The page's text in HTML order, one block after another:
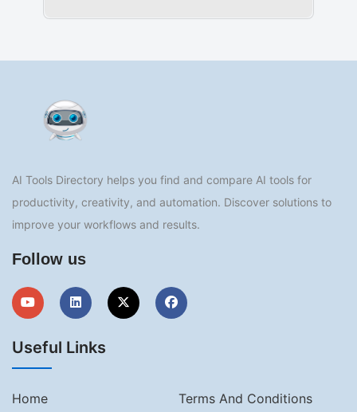
AI Tools Directory helps you find and compare AI tools for
productivity, creativity, and automation. Discover solutions to
improve your workflows and results.
Follow us
Useful Links
Home Terms And Conditions